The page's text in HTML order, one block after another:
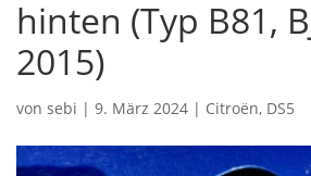
hinten (Typ B81,
2015)
von sebi | 9. März 2024 | Citroën, DS5